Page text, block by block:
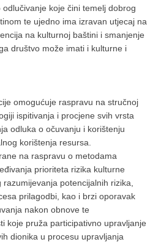
koje čini temelj dobrog
te ujedno ima izravan utjecaj na
na kulturnoj baštini i smanjenje
društvo može imati i kulturne i
omogućuje raspravu na stručnoj
ispitivanja i procjene svih vrsta
odluka o očuvanju i korištenju
korištenja resursa.
na raspravu o metodama
prioriteta rizika kulturne
potencijalnih rizika,
prilagodbi, kao i brzi oporavak
nakon obnove te
koje pruža participativno upravljanje
dionika u procesu upravljanja